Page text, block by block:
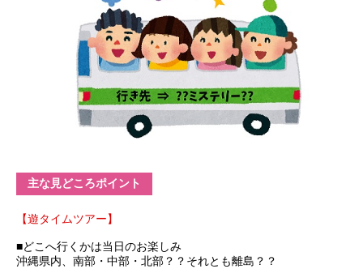
主な見どころポイント
【遊タイムツアー】
■どこへ行くかは当日のお楽しみ
沖縄県内、南部・中部・北部？？それとも離島？？